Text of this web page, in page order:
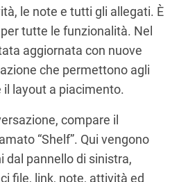
le note e tutti gli allegati. È
tutte le funzionalità. Nel
aggiornata con nuove
che permettono agli
layout a piacimento.
compare il
“Shelf”. Qui vengono
pannello di sinistra,
file, link, note, attività ed